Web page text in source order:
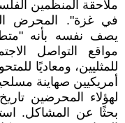
ملاحقة المنظمين
في غزة". المحرض
يصف نفسه بأنه
مواقع التواصل
للمثليين، ومعاديًا
أمريكيين صهاينة
لهؤلاء المحرضين
بحثًا عن المشاكل.